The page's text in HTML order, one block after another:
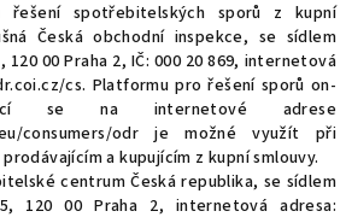
řešení spotřebitelských sporů z kupní
Česká obchodní inspekce, se sídlem
120 00 Praha 2, IČ: 000 20 869, internetová
cs. Platformu pro řešení sporů on-
se na internetové adrese
consumers/odr je možné využít při
a kupujícím z kupní smlouvy.
centrum Česká republika, se sídlem
120 00 Praha 2, internetová adresa: